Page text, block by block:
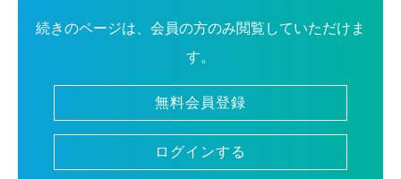
続きのページは、会員の方のみ閲覧していただけま
す。
無料会員登録
ログインする